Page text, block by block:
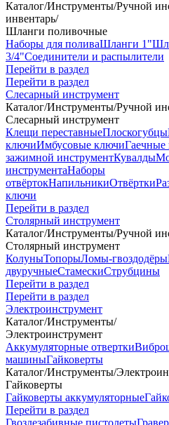
Каталог/Инструменты/Ручной
инвентарь/
Шланги поливочные
Наборы для поливаШланги 1"
3/4"Соединители и распылители
Перейти в раздел
Перейти в раздел
Слесарный инструмент
Каталог/Инструменты/Ручной
Слесарный инструмент
Клещи переставныеПлоскогубцы
ключиИмбусовые ключиГаечные
зажимной инструментКувалды
инструментаНаборы
отвёртокНапильникиОтвёртки
ключи
Перейти в раздел
Столярный инструмент
Каталог/Инструменты/Ручной
Столярный инструмент
КолуныТопорыЛомы-гвоздодёры
двуручныеСтамескиСтрубцины
Перейти в раздел
Перейти в раздел
Электроинструмент
Каталог/Инструменты/
Электроинструмент
Аккумуляторные отвертки
машиныГайковерты
Каталог/Инструменты/
Гайковерты
Гайковерты аккумуляторные
Перейти в раздел
Гвоздезабивные пистолеты